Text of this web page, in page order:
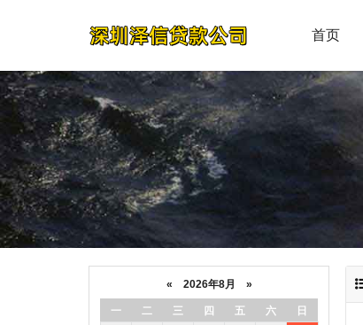
首页
« 2026年8月 »
一 二 三 四 五 六 日